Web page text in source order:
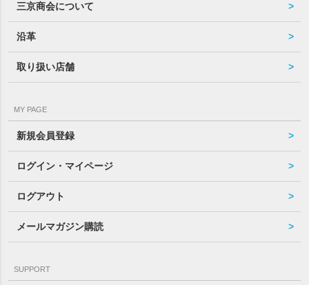
三京商会について
沿革
取り扱い店舗
MY PAGE
新規会員登録
ログイン・マイページ
ログアウト
メールマガジン購読
SUPPORT